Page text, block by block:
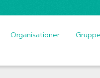
Organisationer